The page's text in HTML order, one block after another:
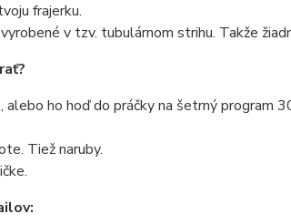
frajerku.
v tzv. tubulárnom strihu. Takže
alebo ho hoď do práčky na šetrný program
Tiež naruby.